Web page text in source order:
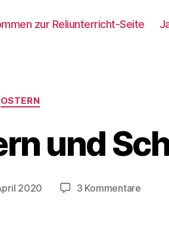
zur Reliunterricht-Seite
OSTERN
und
2020 3 Kommentarezu